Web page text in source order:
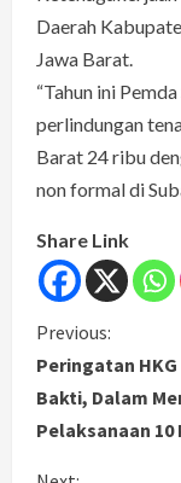
Daerah
Jawa Barat.
“Tahun ini
perlindungan
Barat 24 ribu
non formal di
Share Link
C
o
n
Previous:
Peringatan
Bakti, Dalam
Pelaksanaan 10